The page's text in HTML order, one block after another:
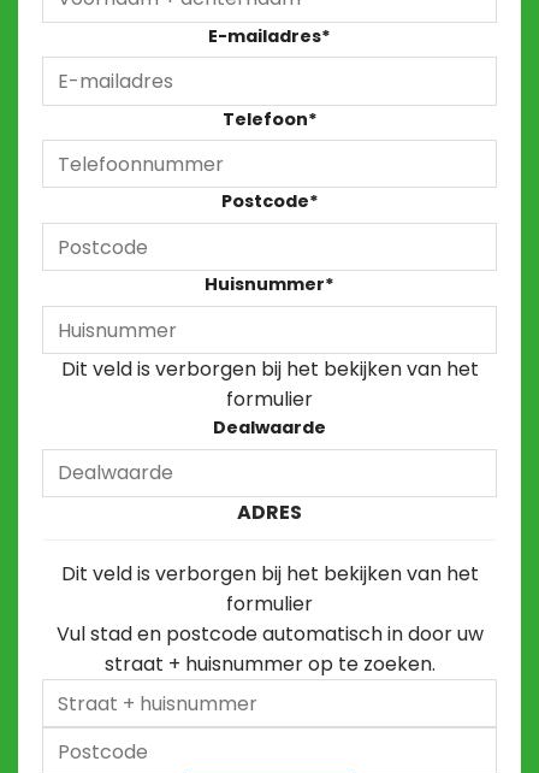
E-mailadres*
Telefoon*
Postcode*
Huisnummer*
Dit veld is verborgen bij het bekijken van het
formulier
Dealwaarde
Dit veld is verborgen bij het bekijken van het
formulier
ADRES
Vul stad en postcode automatisch in door uw
straat + huisnummer op te zoeken.
Straat